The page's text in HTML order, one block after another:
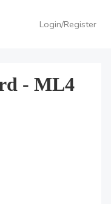
Login/Register
- ML4